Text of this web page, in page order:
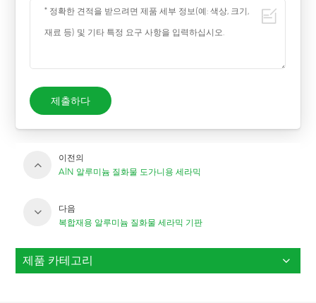
제출하다
이전의
AlN 알루미늄 질화물 도가니용 세라믹
다음
복합재용 알루미늄 질화물 세라믹 기판
제품 카테고리